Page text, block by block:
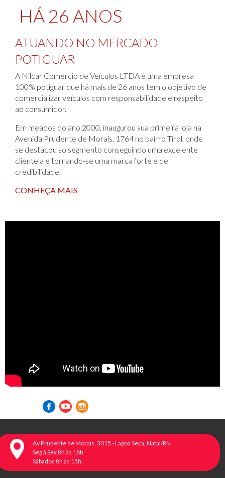
HÁ 26 ANOS
ATUANDO NO MERCADO
POTIGUAR
A Nilcar Comércio de Veículos LTDA é uma empresa
100% potiguar que há mais de 26 anos tem o objetivo de
comercializar veículos com responsabilidade e respeito
ao consumidor.
Em meados do ano 2000, inaugurou sua primeira loja na
Avenida Prudente de Morais, 1764 no bairro Tirol, onde
se destacou so segmento conseguindo uma excelente
clientela e tornando-se uma marca forte e de
credibilidade.
CONHEÇA MAIS
Av Prudente de Morais, 3015 - Lagoa Seca, Natal/RN
Seg à Sex 8h às 18h
Sábados 8h às 15h.